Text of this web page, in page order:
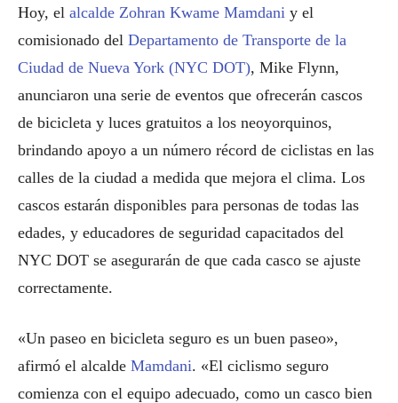
Hoy, el alcalde Zohran Kwame Mamdani y el
comisionado del Departamento de Transporte de la
Ciudad de Nueva York (NYC DOT), Mike Flynn,
anunciaron una serie de eventos que ofrecerán cascos
de bicicleta y luces gratuitos a los neoyorquinos,
brindando apoyo a un número récord de ciclistas en las
calles de la ciudad a medida que mejora el clima. Los
cascos estarán disponibles para personas de todas las
edades, y educadores de seguridad capacitados del
NYC DOT se asegurarán de que cada casco se ajuste
correctamente.
«Un paseo en bicicleta seguro es un buen paseo»,
afirmó el alcalde Mamdani. «El ciclismo seguro
comienza con el equipo adecuado, como un casco bien